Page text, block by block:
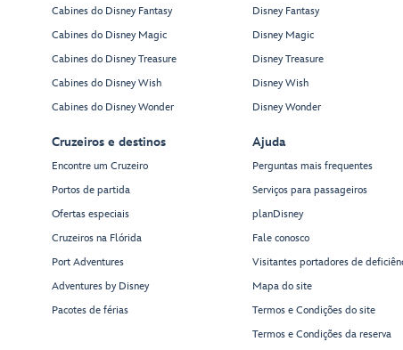
Cabines do Disney Fantasy
Cabines do Disney Magic
Cabines do Disney Treasure
Cabines do Disney Wish
Cabines do Disney Wonder
Cruzeiros e destinos
Encontre um Cruzeiro
Portos de partida
Ofertas especiais
Cruzeiros na Flórida
Port Adventures
Adventures by Disney
Pacotes de férias
Disney Fantasy
Disney Magic
Disney Treasure
Disney Wish
Disney Wonder
Ajuda
Perguntas mais frequentes
Serviços para passageiros
planDisney
Fale conosco
Visitantes portadores de
Mapa do site
Termos e Condições do site
Termos e Condições da reserva